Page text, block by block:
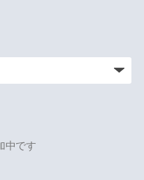
中です